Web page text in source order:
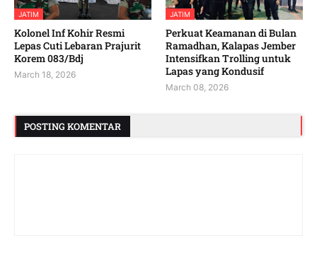
JATIM
Kolonel Inf Kohir Resmi
Lepas Cuti Lebaran Prajurit
Korem 083/Bdj
March 18, 2026
JATIM
Perkuat Keamanan di Bulan
Ramadhan, Kalapas Jember
Intensifkan Trolling untuk
Lapas yang Kondusif
March 08, 2026
POSTING KOMENTAR